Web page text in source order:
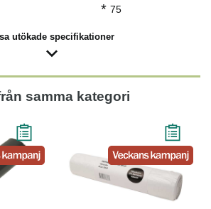
* 75
utökade specifikationer
samma kategori